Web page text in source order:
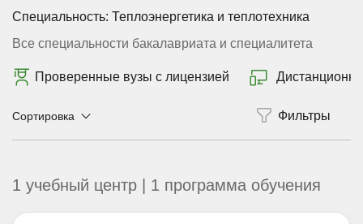
Специальность: Теплоэнергетика и теплотехника
Все специальности бакалавриата и специалитета
Проверенные вузы с лицензией Дистанционно
Сортировка
1 учебный центр | 1 программа обучения